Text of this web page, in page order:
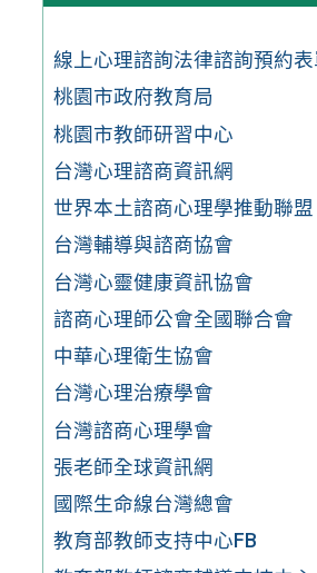
線上心理諮詢法律諮詢預約表
桃園市政府教育局
桃園市教師研習中心
台灣心理諮商資訊網
世界本土諮商心理學推動聯盟
台灣輔導與諮商協會
台灣心靈健康資訊協會
諮商心理師公會全國聯合會
中華心理衛生協會
台灣心理治療學會
台灣諮商心理學會
張老師全球資訊網
國際生命線台灣總會
教育部教師支持中心FB